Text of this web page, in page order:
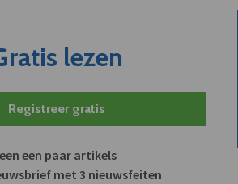
lezen
Registreer gratis
een paar artikels
met 3 nieuwsfeiten